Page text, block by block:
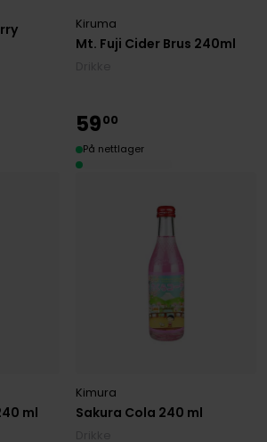
Mt. Fuji Cider Brus 240ml
Kiruma
ml Sakura Cola 240 ml
Kimura
5900
På nettlager